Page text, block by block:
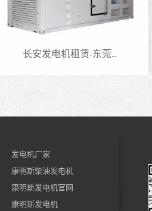
长安发电机租赁-东莞..
发电机厂家
康明斯柴油发电机
康明斯发电机官网
康明斯发电机